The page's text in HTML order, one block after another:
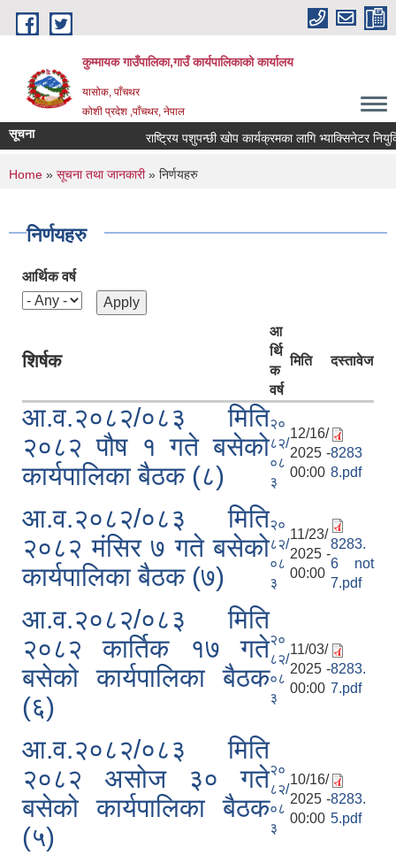
Skip to main content
कुम्मायक गाउँपालिका,गाउँ कार्यपालिकाको कार्यालय
यासोक, पाँचथर
कोशी प्रदेश ,पाँचथर, नेपाल
सूचना राष्ट्रिय पशुपन्छी खोप कार्यक्रमका लागि भ्याक्सिनेटर
You are here
Home » सूचना तथा जानकारी» निर्णयहरु
निर्णयहरु
आर्थिक वर्ष
शिर्षक
आ
र्थि
क
वर्ष
मिति दस्तावेज
आ.व.२०८२/०८३ मिति
२०८२ पौष १ गते बसेको
कार्यपालिका बैठक (८)
२०
८२/
०८
३
12/16/
2025 -
00:00
8283
8.pdf
आ.व.२०८२/०८३ मिति
२०८२ मंसिर ७ गते बसेको
कार्यपालिका बैठक (७)
२०
८२/
०८
३
11/23/
2025 -
00:00
8283.
6 not
7.pdf
आ.व.२०८२/०८३ मिति
२०८२ कार्तिक १७ गते
बसेको कार्यपालिका बैठक
(६)
२०
८२/
०८
३
11/03/
2025 -
00:00
8283.
7.pdf
आ.व.२०८२/०८३ मिति
२०८२ असोज ३० गते
बसेको कार्यपालिका बैठक
(५)
२०
८२/
०८
३
10/16/
2025 -
00:00
8283.
5.pdf